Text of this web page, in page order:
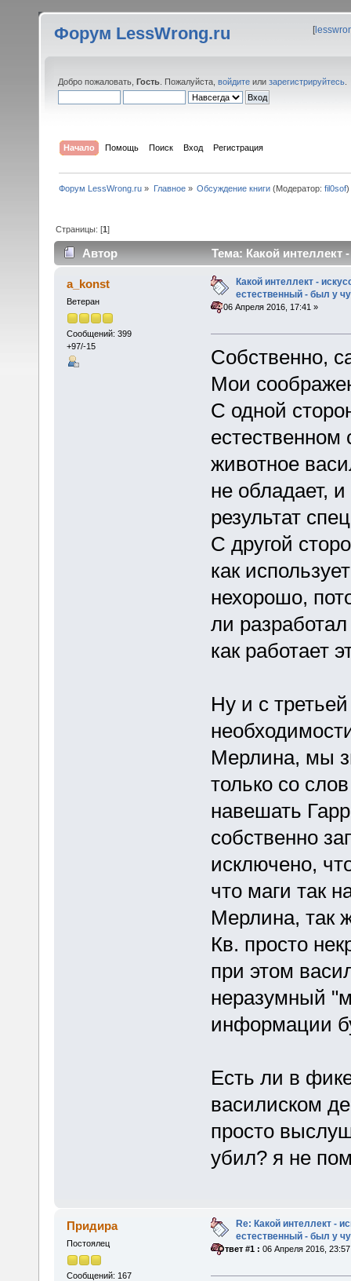
Форум LessWrong.ru [
Добро пожаловать, Гость . Пожалуйста, войдите или зарегистрируйтесь
Начало Помощь Поиск Вход Регистрация
Форум LessWrong.ru » Главное» Обсуждение книги(Модератор: fil0sof)
Страницы: [1]
Автор
Тема: Какой интеллект
Слизерина? (Прочитано 52569 раз)
a_konst
Ветеран
Сообщений: 399
+97/-15
Какой интеллект -
естественный - был у
«:06 Апреля 2016, 17:41 »
Собственно,
Мои
С одной
естественном
животное
не обладает,
результат
С другой
как
нехорошо,
ли
как работает
Ну и с
Мерлина, мы
только со
навешать
собственно
исключено,
что маги так
Мерлина, так
Кв. просто
при этом
неразумный
информации
Есть ли в
василиском
просто
убил? я не
Придира
Постоялец
Сообщений: 167
Re: Какой интеллект -
естественный - был у
«Ответ #1 : 06 Апреля 2016,